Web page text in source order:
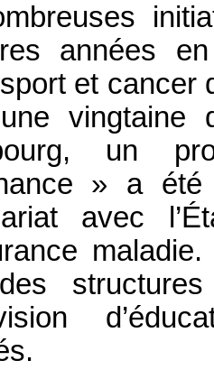
années
et cancer
vingtaine
un
» a
avec